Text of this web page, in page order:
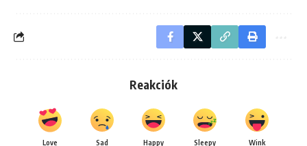
Reakciók
Love Sad Happy Sleepy Wink